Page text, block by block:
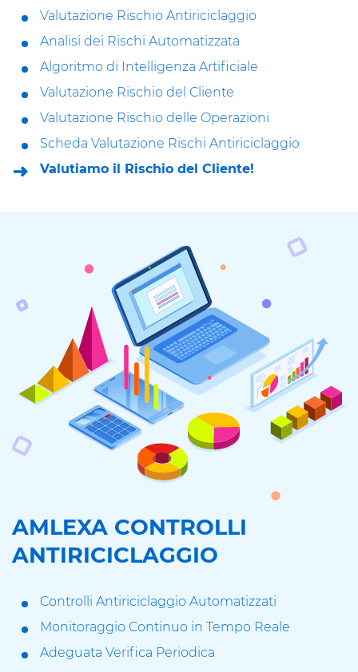
Valutazione Rischio Antiriciclaggio
Analisi dei Rischi Automatizzata
Algoritmo di Intelligenza Artificiale
Valutazione Rischio del Cliente
Valutazione Rischio delle Operazioni
Scheda Valutazione Rischi Antiriciclaggio
Valutiamo il Rischio del Cliente!
AMLEXA CONTROLLI
ANTIRICICLAGGIO
Controlli Antiriciclaggio Automatizzati
Monitoraggio Continuo in Tempo Reale
Adeguata Verifica Periodica